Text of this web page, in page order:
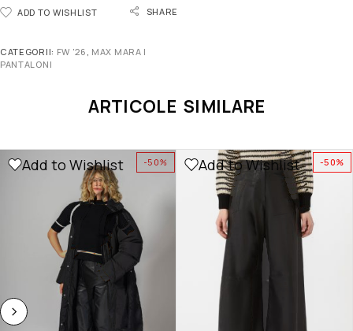
ADD TO WISHLIST
SHARE
CATEGORII: FW '26 , MAX MARA |
PANTALONI
ARTICOLE SIMILARE
-50%
Add to Wishlist -50%
Add to Wishlist